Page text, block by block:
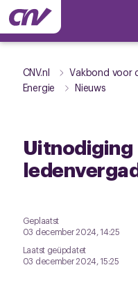
CNV.nl Vakbond voor
Energie
Nieuws
Uitnodiging
Geplaatst
03 december 2024, 14:25
Laatst geüpdatet
03 december 2024, 15:25